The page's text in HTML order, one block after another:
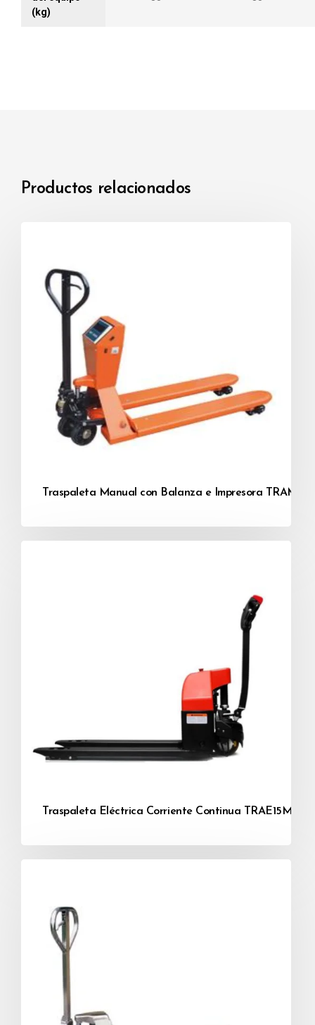
(kg)
Productos relacionados
Traspaleta Manual con Balanza e Impresora
Traspaleta Eléctrica Corriente Continua TRAE15M